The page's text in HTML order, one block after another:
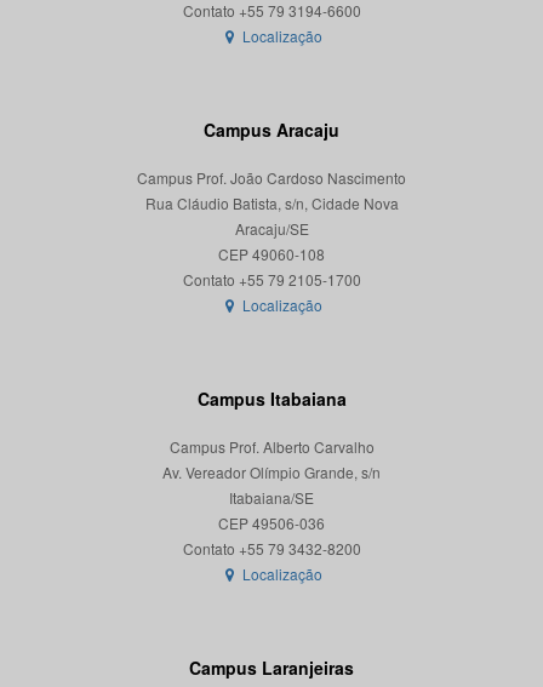
Localização
Campus Aracaju
Campus Prof. João Cardoso Nascimento
Rua Cláudio Batista, s/n, Cidade Nova
Aracaju/SE
CEP 49060-108
Localização
Campus Itabaiana
Campus Prof. Alberto Carvalho
Av. Vereador Olímpio Grande, s/n
Itabaiana/SE
CEP 49506-036
Localização
Campus Laranjeiras